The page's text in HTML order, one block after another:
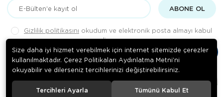
ABONE OL
Gizlilik politikasını okudum ve elektronik posta almayı kabul
ediyorum.
. Tüm hakları saklıdır.
Size daha iyi hizmet verebilmek için internet sitemizde çerezler
kullanılmaktadır. Çerez Politikaları Aydınlatma Metni’ni
okuyabilir ve dilerseniz tercihlerinizi değiştirebilirsiniz.
Tercihleri Ayarla Tümünü Kabul Et